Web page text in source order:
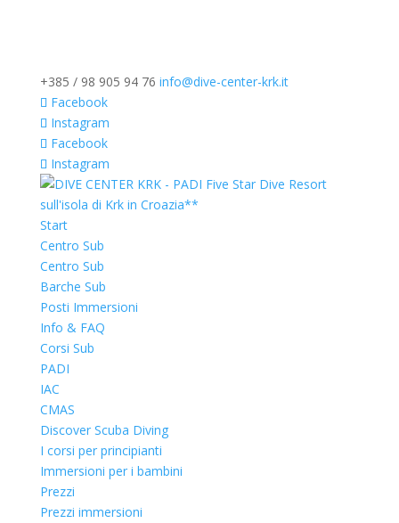
+385 / 98 905 94 76 info@dive-center-krk.it
Facebook
Instagram
Facebook
Instagram
Start
Centro Sub
Centro Sub
Barche Sub
Posti Immersioni
Info & FAQ
Corsi Sub
PADI
IAC
CMAS
Discover Scuba Diving
I corsi per principianti
Immersioni per i bambini
Prezzi
Prezzi immersioni